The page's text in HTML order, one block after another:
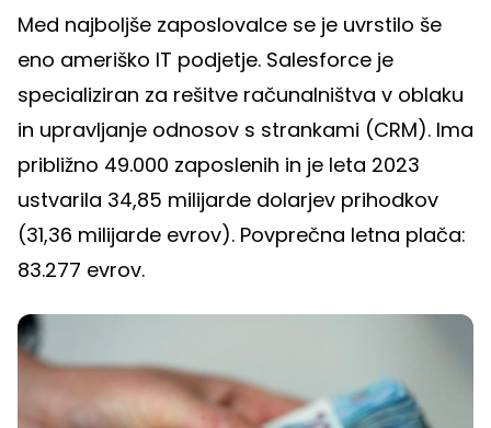
Med najboljše zaposlovalce se je uvrstilo še
eno ameriško IT podjetje. Salesforce je
specializiran za rešitve računalništva v oblaku
in upravljanje odnosov s strankami (CRM). Ima
približno 49.000 zaposlenih in je leta 2023
ustvarila 34,85 milijarde dolarjev prihodkov
(31,36 milijarde evrov). Povprečna letna plača:
83.277 evrov.